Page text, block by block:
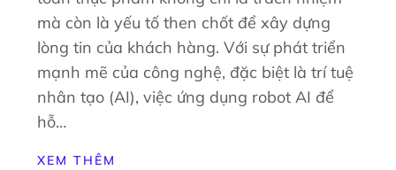
mà còn là yếu tố then chốt để xây dựng
lòng tin của khách hàng. Với sự phát triển
mạnh mẽ của công nghệ, đặc biệt là trí tuệ
nhân tạo (AI), việc ứng dụng robot AI để
hỗ…
XEM THÊM